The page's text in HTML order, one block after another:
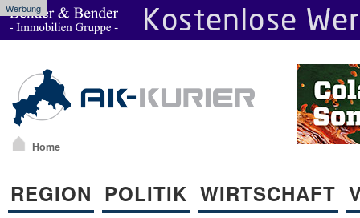
Werbung
Home
REGION POLITIK WIRTSCHAFT